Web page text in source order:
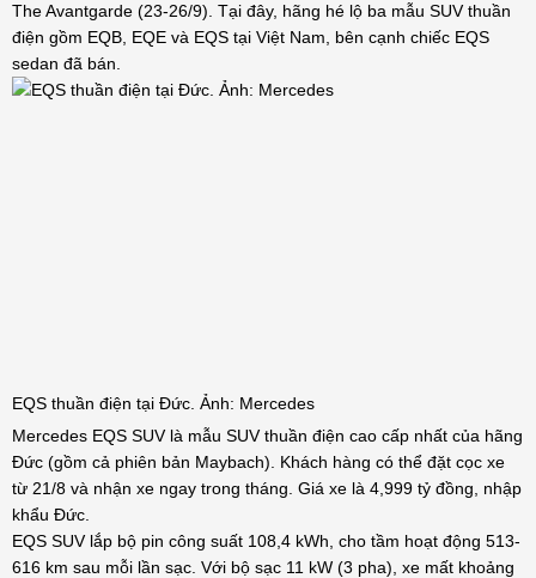
The Avantgarde (23-26/9). Tại đây, hãng hé lộ ba mẫu SUV thuần
điện gồm EQB, EQE và EQS tại Việt Nam, bên cạnh chiếc EQS
sedan đã bán.
EQS thuần điện tại Đức. Ảnh: Mercedes
Mercedes EQS SUV là mẫu SUV thuần điện cao cấp nhất của hãng
Đức (gồm cả phiên bản Maybach). Khách hàng có thể đặt cọc xe
từ 21/8 và nhận xe ngay trong tháng. Giá xe là 4,999 tỷ đồng, nhập
khẩu Đức.
EQS SUV lắp bộ pin công suất 108,4 kWh, cho tầm hoạt động 513-
616 km sau mỗi lần sạc. Với bộ sạc 11 kW (3 pha), xe mất khoảng